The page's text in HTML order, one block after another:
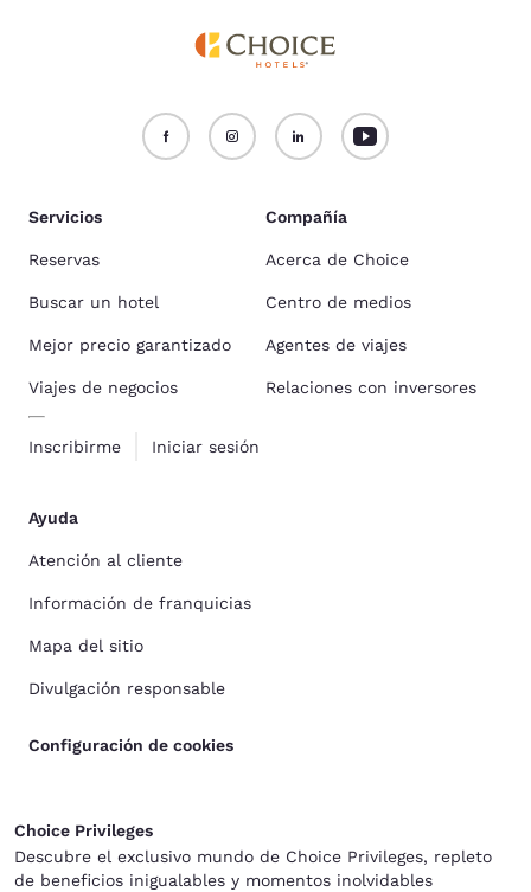
Servicios
Reservas
Buscar un hotel
Mejor precio garantizado
Viajes de negocios
Inscribirme Iniciar sesión
Compañía
Acerca de Choice
Centro de medios
Agentes de viajes
Relaciones con inversores
Ayuda
Atención al cliente
Información de franquicias
Mapa del sitio
Divulgación responsable
Configuración de cookies
Choice Privileges
Descubre el exclusivo mundo de Choice Privileges, repleto
de beneficios inigualables y momentos inolvidables